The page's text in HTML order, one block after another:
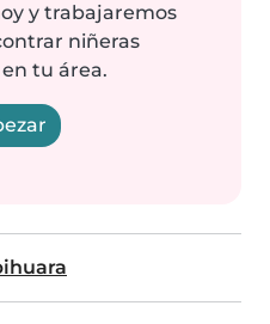
y trabajaremos
niñeras
tu área.